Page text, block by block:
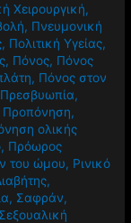
Χειρουργική,
, Πνευμονική
, Πολιτική Υγείας,
, Πόνος, Πόνος
, Πόνος στον
Πρεσβυωπία,
Προπόνηση,
ολικής
, Πρόωρος
του ώμου, Ρινικό
,
, Σαφράν,
Σεξουαλική